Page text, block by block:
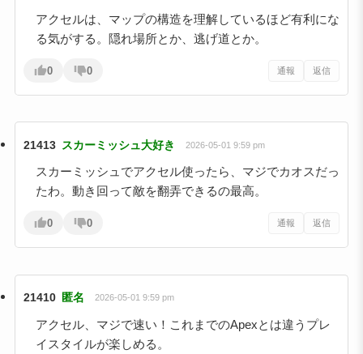
アクセルは、マップの構造を理解しているほど有利にな
る気がする。隠れ場所とか、逃げ道とか。
0 0 通報 返信
21413 スカーミッシュ大好き 2026-05-01 9:59 pm
スカーミッシュでアクセル使ったら、マジでカオスだっ
たわ。動き回って敵を翻弄できるの最高。
0 0 通報 返信
21410 匿名 2026-05-01 9:59 pm
アクセル、マジで速い！これまでのApexとは違うプレ
イスタイルが楽しめる。